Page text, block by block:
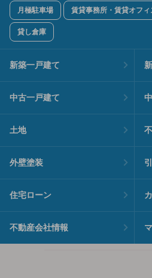
月極駐車場 賃貸事務所・賃貸オフィ
貸し倉庫
新築一戸建て
中古一戸建て
土地
外壁塗装
住宅ローン
不動産会社情報